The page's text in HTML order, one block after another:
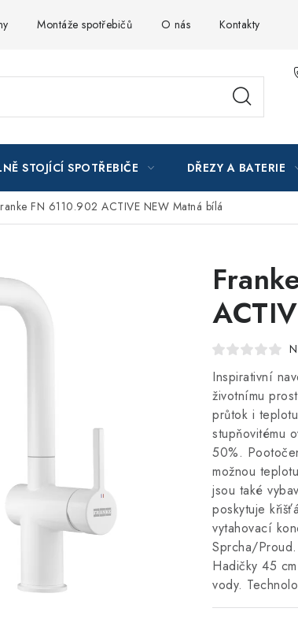
Montáže spotřebičů O nás Kontakty
STOJÍCÍ SPOTŘEBIČE DŘEZY A BATERIE
FN 6110.902 ACTIVE NEW Matná bílá
Inspirativní
životnímu
průtok i
stupňovitému
50%.
možnou
jsou také
poskytuje
vytahovací
Sprcha/
Hadičky 45
vody.